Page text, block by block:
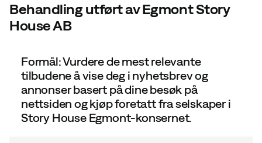
Behandling utført av Egmont Story
House AB
Formål: Vurdere de mest relevante
tilbudene å vise deg i nyhetsbrev og
annonser basert på dine besøk på
nettsiden og kjøp foretatt fra selskaper i
Story House Egmont-konsernet.